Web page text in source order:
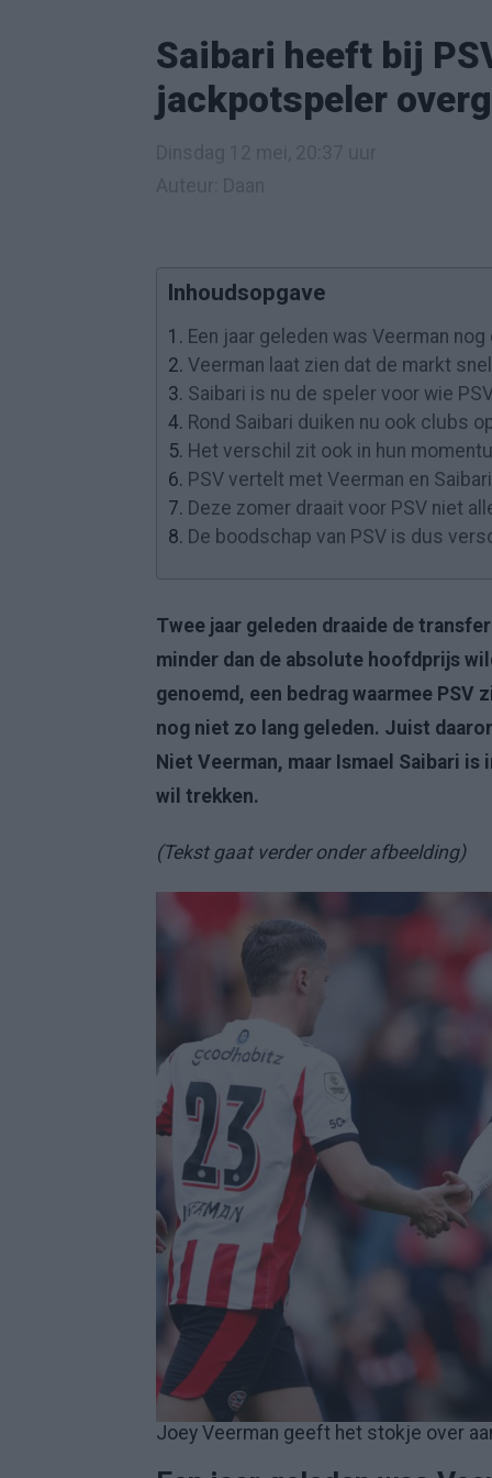
Saibari heeft bij
jackpotspeler
Inhoudsopgave
1. Een jaar geleden was Veerman
2. Veerman laat zien dat de markt
3. Saibari is nu de speler voor wie
4. Rond Saibari duiken nu ook clubs
5. Het verschil zit ook in hun
6. PSV vertelt met Veerman en
7. Deze zomer draait voor PSV niet
8. De boodschap van PSV is dus
Twee jaar geleden draaide de
minder dan de absolute hoofdprijs
genoemd, een bedrag waarmee
nog niet zo lang geleden. Juist
Niet Veerman, maar Ismael Saibari
wil trekken.
(Tekst gaat verder onder afbeelding)
Joey Veerman geeft het stokje over